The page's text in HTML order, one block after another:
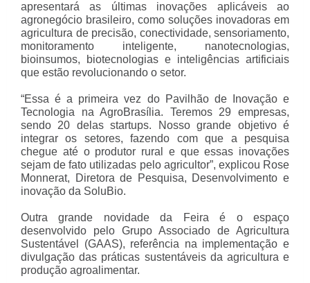
apresentará as últimas inovações aplicáveis ao
agronegócio brasileiro, como soluções inovadoras em
agricultura de precisão, conectividade, sensoriamento,
monitoramento inteligente, nanotecnologias,
bioinsumos, biotecnologias e inteligências artificiais
que estão revolucionando o setor.
“Essa é a primeira vez do Pavilhão de Inovação e
Tecnologia na AgroBrasília. Teremos 29 empresas,
sendo 20 delas startups. Nosso grande objetivo é
integrar os setores, fazendo com que a pesquisa
chegue até o produtor rural e que essas inovações
sejam de fato utilizadas pelo agricultor”, explicou Rose
Monnerat, Diretora de Pesquisa, Desenvolvimento e
inovação da SoluBio.
Outra grande novidade da Feira é o espaço
desenvolvido pelo Grupo Associado de Agricultura
Sustentável (GAAS), referência na implementação e
divulgação das práticas sustentáveis da agricultura e
produção agroalimentar.